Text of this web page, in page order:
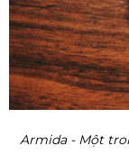
Armida - Một